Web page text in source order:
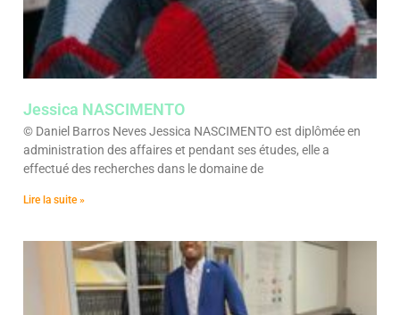
Jessica NASCIMENTO
© Daniel Barros Neves Jessica NASCIMENTO est diplômée en
administration des affaires et pendant ses études, elle a
effectué des recherches dans le domaine de
Lire la suite »